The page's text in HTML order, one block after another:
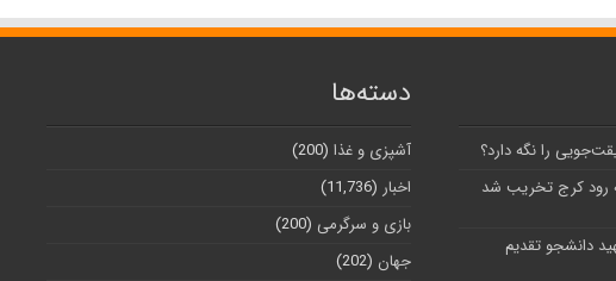
را نگه دارد؟
رود کرج تخریب شد
در جنگ 12 روزه 7 شهید دانشجو تقدیم
دسته‌ها
آشپزی و غذا (200)
اخبار (11,736)
بازی و سرگرمی (200)
جهان (202)